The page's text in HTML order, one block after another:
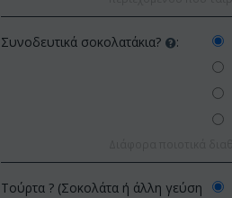
Συνοδευτικά σοκολατάκια? :
Τούρτα ? (Σοκολάτα ή άλλη γεύση